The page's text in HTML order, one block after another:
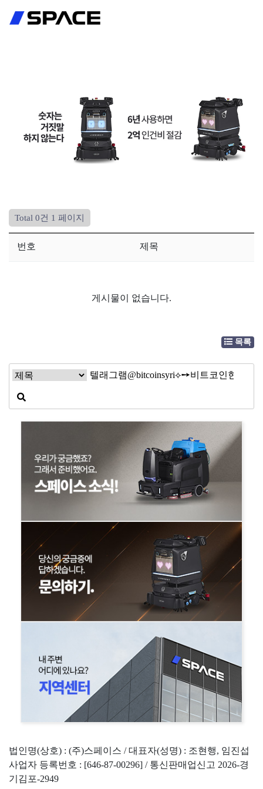
로그인
Total 0건 1 페이지
번호 제목
게시물이 없습니다.
목록
법인명(상호) : (주)스페이스 / 대표자(성명) : 조현행, 임진섭
사업자 등록번호 : [646-87-00296] / 통신판매업신고 2026-경
기김포-2949